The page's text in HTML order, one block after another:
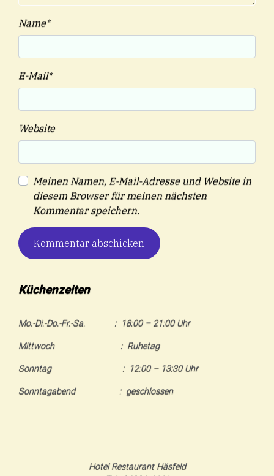
Name*
E-Mail*
Website
Meinen Namen, E-Mail-Adresse und Website in
diesem Browser für meinen nächsten
Kommentar speichern.
Küchenzeiten
Mo.-Di.-Do.-Fr.-Sa. : 18:00 – 21:00 Uhr
Mittwoch : Ruhetag
Sonntag : 12:00 – 13:30 Uhr
Sonntagabend : geschlossen
Hotel Restaurant Häsfeld